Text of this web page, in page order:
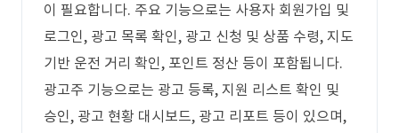
이 필요합니다. 주요 기능으로는 사용자 회원가입 및
로그인, 광고 목록 확인, 광고 신청 및 상품 수령, 지도
기반 운전 거리 확인, 포인트 정산 등이 포함됩니다.
광고주 기능으로는 광고 등록, 지원 리스트 확인 및
승인, 광고 현황 대시보드, 광고 리포트 등이 있으며,